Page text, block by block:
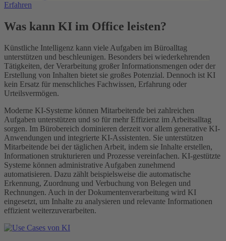
Erfahren
Was kann KI im Office leisten?
Künstliche Intelligenz kann viele Aufgaben im Büroalltag
unterstützen und beschleunigen. Besonders bei wiederkehrenden
Tätigkeiten, der Verarbeitung großer Informationsmengen oder der
Erstellung von Inhalten bietet sie großes Potenzial. Dennoch ist KI
kein Ersatz für menschliches Fachwissen, Erfahrung oder
Urteilsvermögen.
Moderne KI-Systeme können Mitarbeitende bei zahlreichen
Aufgaben unterstützen und so für mehr Effizienz im Arbeitsalltag
sorgen. Im Bürobereich dominieren derzeit vor allem generative KI-
Anwendungen und integrierte KI-Assistenten. Sie unterstützen
Mitarbeitende bei der täglichen Arbeit, indem sie Inhalte erstellen,
Informationen strukturieren und Prozesse vereinfachen. KI-gestützte
Systeme können administrative Aufgaben zunehmend
automatisieren. Dazu zählt beispielsweise die automatische
Erkennung, Zuordnung und Verbuchung von Belegen und
Rechnungen. Auch in der Dokumentenverarbeitung wird KI
eingesetzt, um Inhalte zu analysieren und relevante Informationen
effizient weiterzuverarbeiten.